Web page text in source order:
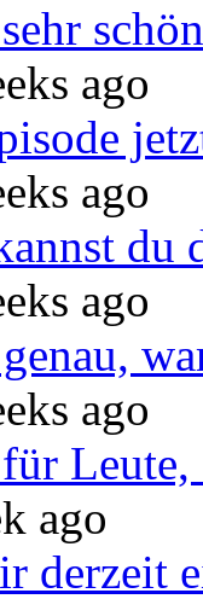
schön
ago
ago
du
ago
ago
Leute,
ago
derzeit